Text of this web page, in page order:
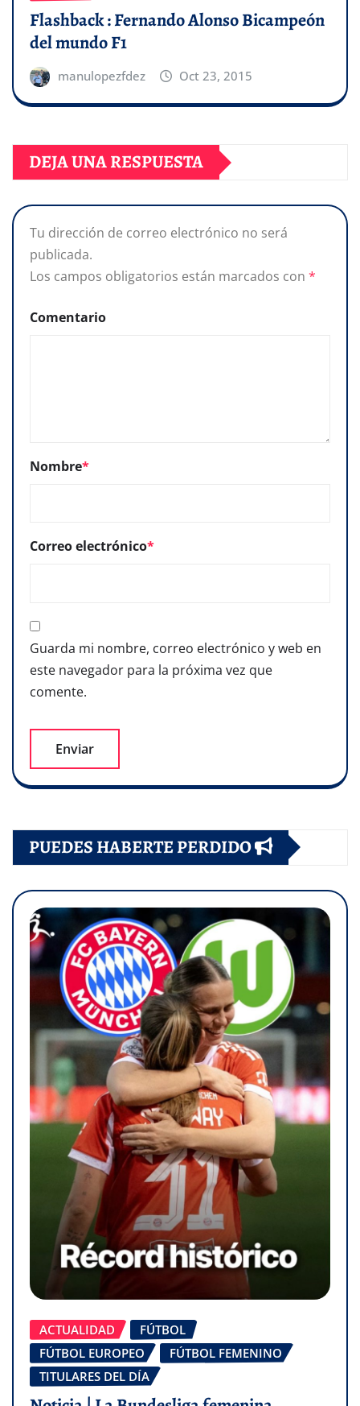
Flashback : Fernando Alonso Bicampeón
del mundo F1
manulopezfdez Oct 23, 2015
DEJA UNA RESPUESTA
Tu dirección de correo electrónico no será
publicada.
Los campos obligatorios están marcados con *
Comentario
Nombre*
Correo electrónico*
Guarda mi nombre, correo electrónico y web en
este navegador para la próxima vez que
comente.
PUEDES HABERTE PERDIDO
ACTUALIDAD
FÚTBOL
FÚTBOL EUROPEO
FÚTBOL FEMENINO
TITULARES DEL DÍA